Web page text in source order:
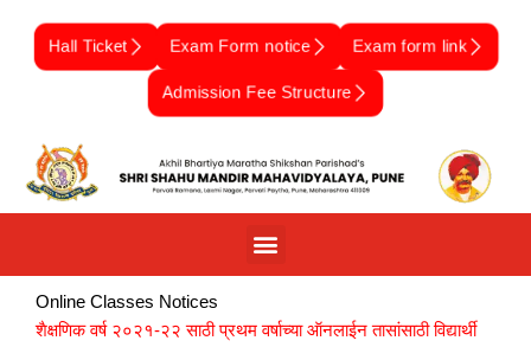
content
Hall Ticket Exam Form notice Exam form link
Admission Fee Structure
Online Classes Notices
शैक्षणिक वर्ष २०२१-२२ साठी प्रथम वर्षाच्या ऑनलाईन तासांसाठी विद्यार्थी